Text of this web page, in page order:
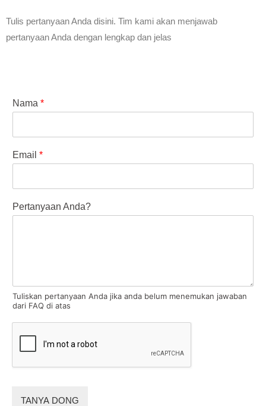
Tulis pertanyaan Anda disini. Tim kami akan menjawab
pertanyaan Anda dengan lengkap dan jelas
Nama *
Email *
Pertanyaan Anda?
Tuliskan pertanyaan Anda jika anda belum menemukan jawaban
dari FAQ di atas
TANYA DONG